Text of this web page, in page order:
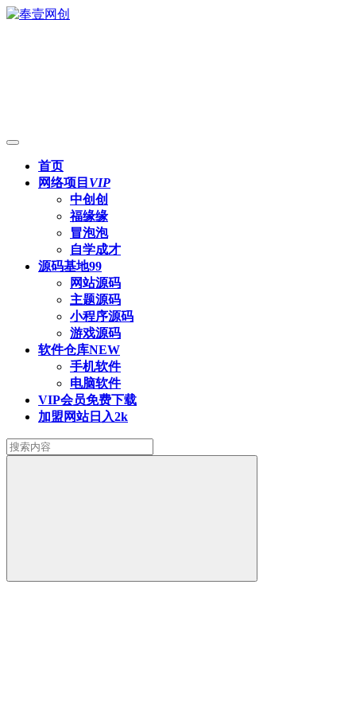
首页
网络项目 VIP
中创创
福缘缘
冒泡泡
自学成才
源码基地99
网站源码
主题源码
小程序源码
游戏源码
软件仓库NEW
手机软件
电脑软件
VIP会员免费下载
加盟网站日入2k